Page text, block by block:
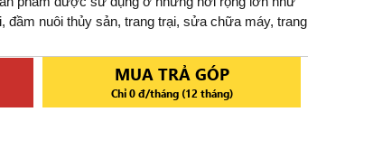
nuôi thủy sản, trang trại, sửa chữa máy, trang
MUA TRẢ GÓP
Chỉ 0 đ/tháng (12 tháng)